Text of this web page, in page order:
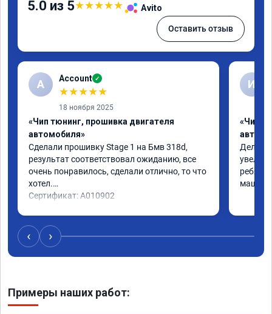
5.0 из 5★★★★★ Avito
Оставить отзыв
A Account ✓
★★★★★
18 ноября 2025
«Чип тюнинг, прошивка двигателя
автомобиля»
Сделали прошивку Stage 1 на Бмв 318d,
результат соответствовал ожиданию, все
очень понравилось, сделали отлично, то что
хотел.
Сертификат: A010902
И
«Чип
Делали
ребята
машина
‹ ›
Примеры наших работ: